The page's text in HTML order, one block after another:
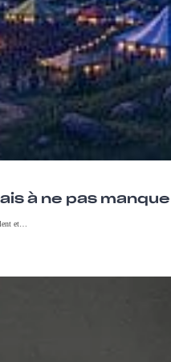
à ne pas
et…